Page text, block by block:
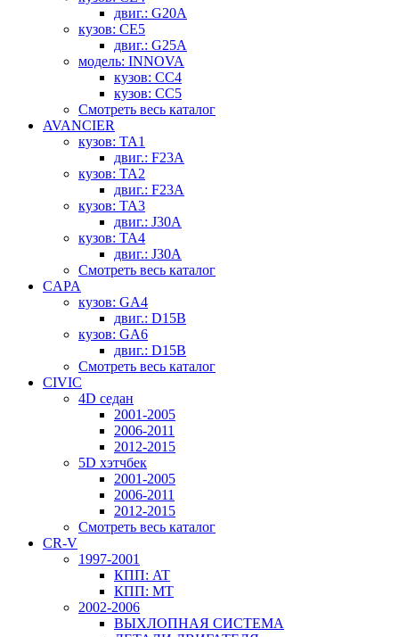
двиг.: G20A
кузов: CE5
двиг.: G25A
модель: INNOVA
кузов: CC4
кузов: CC5
Смотреть весь каталог
AVANCIER
кузов: TA1
двиг.: F23A
кузов: TA2
двиг.: F23A
кузов: TA3
двиг.: J30A
кузов: TA4
двиг.: J30A
Смотреть весь каталог
CAPA
кузов: GA4
двиг.: D15B
кузов: GA6
двиг.: D15B
Смотреть весь каталог
CIVIC
4D седан
2001-2005
2006-2011
2012-2015
5D хэтчбек
2001-2005
2006-2011
2012-2015
Смотреть весь каталог
CR-V
1997-2001
КПП: AT
КПП: MT
2002-2006
ВЫХЛОПНАЯ СИСТЕМА